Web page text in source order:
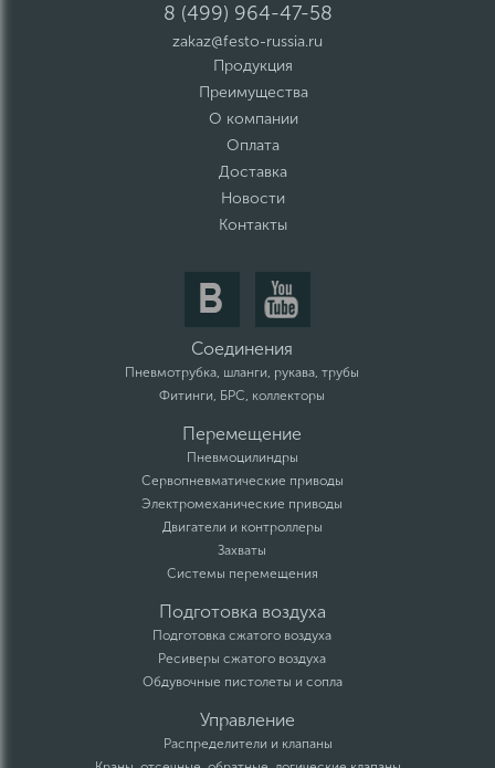
8 (499) 964-47-58
zakaz@festo-russia.ru
Продукция
Преимущества
О компании
Оплата
Доставка
Новости
Контакты
Соединения
Пневмотрубка, шланги, рукава, трубы
Фитинги, БРС, коллекторы
Перемещение
Пневмоцилиндры
Сервопневматические приводы
Электромеханические приводы
Двигатели и контроллеры
Захваты
Системы перемещения
Подготовка воздуха
Подготовка сжатого воздуха
Ресиверы сжатого воздуха
Обдувочные пистолеты и сопла
Управление
Распределители и клапаны